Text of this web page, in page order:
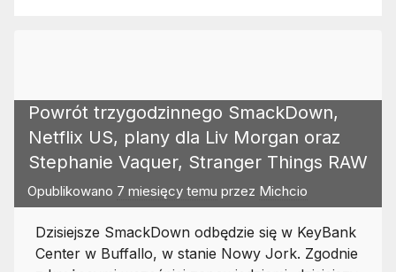
Powrót trzygodzinnego SmackDown,
Netflix US, plany dla Liv Morgan oraz
Stephanie Vaquer, Stranger Things RAW
Opublikowano 7 miesięcy temu przez Michcio
Dzisiejsze SmackDown odbędzie się w KeyBank
Center w Buffallo, w stanie Nowy Jork. Zgodnie